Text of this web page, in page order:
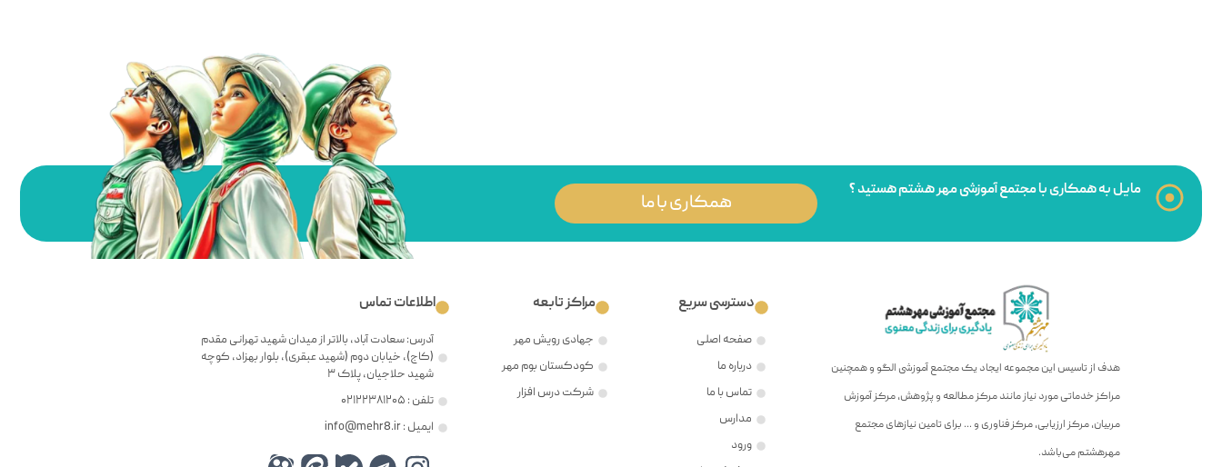
مایل به همکاری با مجتمع آموزشی مهر هشتم هستید ؟
همکاری با ما
هدف از تاسیس این مجموعه ایجاد یک مجتمع آموزشی الگو و همچنین
مراکز خدماتی مورد نیاز مانند مرکز مطالعه و پژوهش، مرکز آموزش
مربیان، مرکز ارزیابی، مرکز فناوری و … برای تامین نیازهای مجتمع
مهرهشتم می‌باشد.
دسترسی سریع
صفحه اصلی
درباره ما
تماس با ما
مدارس
ورود
مراکز تابعه
جهادی رویش مهر
کودکستان بوم مهر
شرکت درس افزار
اطلاعات تماس
آدرس: سعادت آباد، بالاتر از میدان شهید تهرانی مقدم
(کاج)، خیابان دوم (شهید عبقری)، بلوار بهزاد، کوچه
شهید حلاجیان، پلاک ۳
تلفن : ۰۲۱۲۲۳۸۱۲۰۵
ایمیل : info@mehr8.ir